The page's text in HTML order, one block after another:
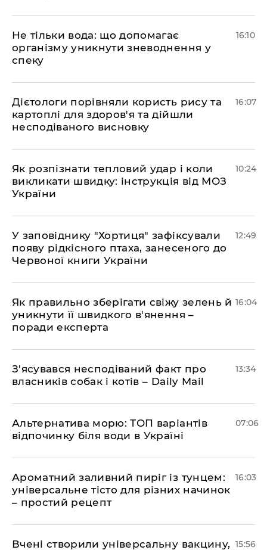
Не тільки вода: що допомагає
організму уникнути зневоднення у
спеку
16:10
Дієтологи порівняли користь рису та
картоплі для здоров'я та дійшли
несподіваного висновку
16:07
Як розпізнати тепловий удар і коли
викликати швидку: інструкція від МОЗ
України
10:24
У заповіднику "Хортиця" зафіксували
появу рідкісного птаха, занесеного до
Червоної книги України
12:49
Як правильно зберігати свіжу зелень й
уникнути її швидкого в'янення –
поради експерта
16:04
З'ясувався несподіваний факт про
власників собак і котів – Daily Mail
13:34
Альтернатива морю: ТОП варіантів
відпочинку біля води в Україні
07:06
Ароматний заливний пиріг із тунцем:
універсальне тісто для різних начинок
– простий рецепт
16:03
Вчені створили універсальну вакцину, 15:56